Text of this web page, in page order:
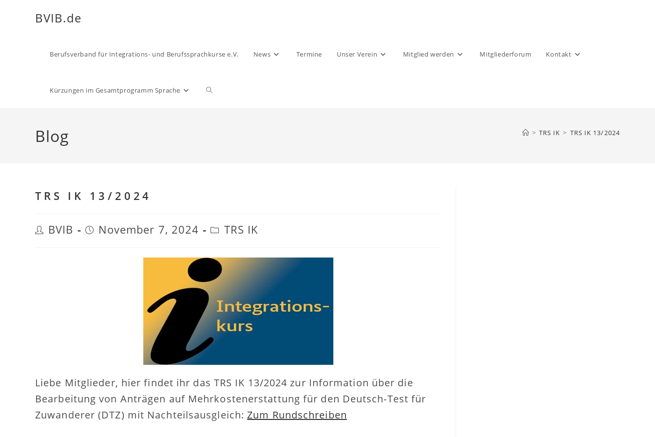
BVIB.de
Berufsverband für Integrations- und Berufssprachkurse e.V. News Termine Unser Verein Mitglied werden Mitgliederforum Kontakt
Kürzungen im Gesamtprogramm Sprache Website-
Blog > TRS IK > TRS IK 13/2024
TRS IK 13/2024
Beitrags-
BVIB
BeitragNovember 7, 2024
Beitrags-
TRS IK
Liebe Mitglieder, hier findet ihr das TRS IK 13/2024 zur Information über die
Bearbeitung von Anträgen auf Mehrkostenerstattung für den Deutsch-Test für
Zuwanderer (DTZ) mit Nachteilsausgleich:Zum Rundschreiben